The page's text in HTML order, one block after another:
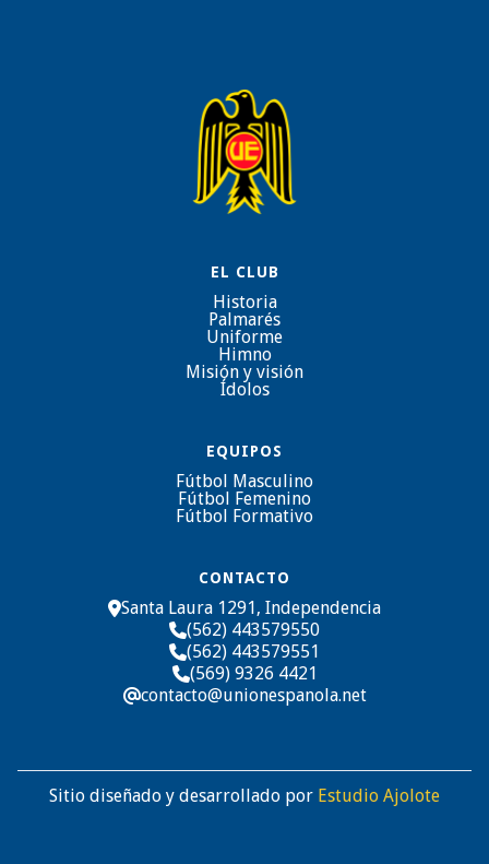
EL CLUB
Historia
Palmarés
Uniforme
Himno
Misión y visión
Ídolos
EQUIPOS
Fútbol Masculino
Fútbol Femenino
Fútbol Formativo
CONTACTO
Santa Laura 1291, Independencia
(562) 443579550
(562) 443579551
(569) 9326 4421
@contacto@unionespanola.net
Sitio diseñado y desarrollado por Estudio Ajolote